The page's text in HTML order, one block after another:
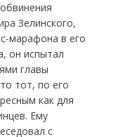
Зелинского,
марафона в его
он испытал
главы
тот, по его
как для
Ему
с